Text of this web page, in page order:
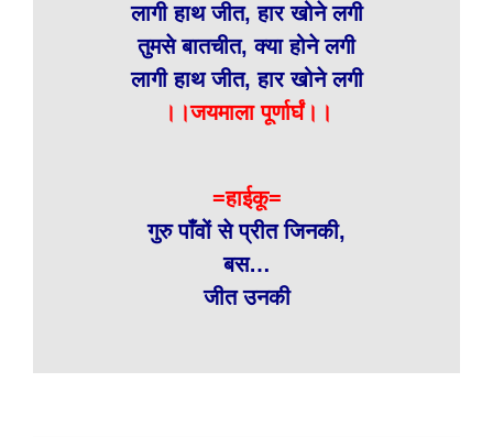
लागी हाथ जीत, हार खोने लगी
तुमसे बातचीत, क्या होने लगी
लागी हाथ जीत, हार खोने लगी
।।जयमाला पूर्णार्घं।।
=हाईकू=
गुरु पाँवों से प्रीत जिनकी,
बस…
जीत उनकी